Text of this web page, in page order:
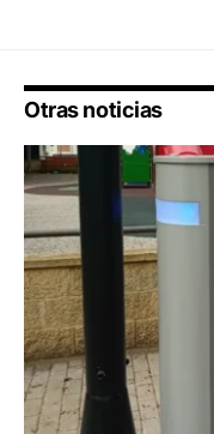
Otras noticias